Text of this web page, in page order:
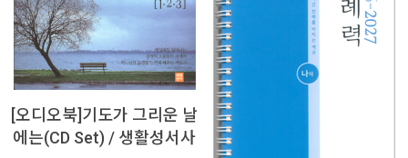
[오디오북]기도가 그리운 날
에는(CD Set) / 생활성서사